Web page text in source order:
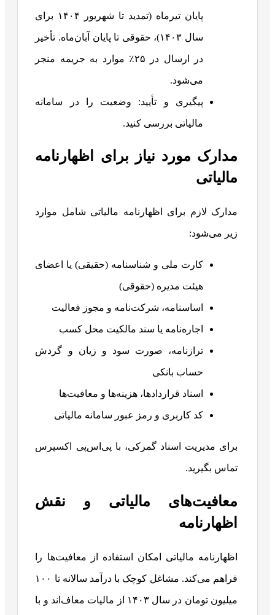
پایان تیرماه (تمدید تا شهریور ۱۴۰۴ برای
سال ۱۴۰۳)، حقوقی تا پایان آبان‌ماه. تأخیر
در ارسال در ۲۵٪ موارد به جریمه منجر
می‌شود.
پیگیری و تأیید: وضعیت را در سامانه
مالیاتی بررسی کنید.
مدارک مورد نیاز برای اظهارنامه
مالیاتی
مدارک لازم برای اظهارنامه مالیاتی شامل موارد
زیر می‌شود:
کارت ملی و شناسنامه (حقیقی) یا اعضای
هیئت مدیره (حقوقی)
اساسنامه، شرکت‌نامه و مجوز فعالیت
اجاره‌نامه یا سند مالکیت محل کسب
ترازنامه، صورت سود و زیان و گردش
حساب بانکی
اسناد قراردادها، هزینه‌ها و معافیت‌ها
کد کاربری و رمز عبور سامانه مالیاتی
برای مدیریت اسناد گمرکی، با پی‌اس‌پی اکسپرس
تماس بگیرید.
معافیت‌های مالیاتی و نقش
اظهارنامه
اظهارنامه مالیاتی امکان استفاده از معافیت‌ها را
فراهم می‌کند. مشاغل کوچک با درآمد سالانه تا ۱۰۰
میلیون تومان در سال ۱۴۰۳ از مالیات معاف‌اند و با